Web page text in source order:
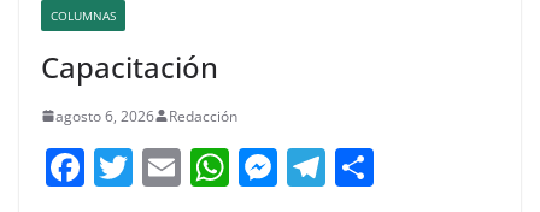
COLUMNAS
Capacitación
agosto 6, 2026 Redacción
F T E W M T